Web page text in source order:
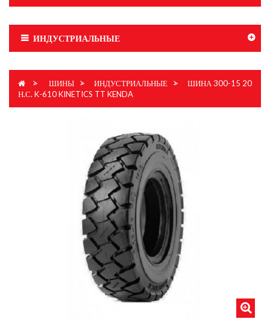
ИНДУСТРИАЛЬНЫЕ
> ШИНЫ > ИНДУСТРИАЛЬНЫЕ >
ШИНА 300-15 20
Н.С. K-610 KINETICS TT KENDA